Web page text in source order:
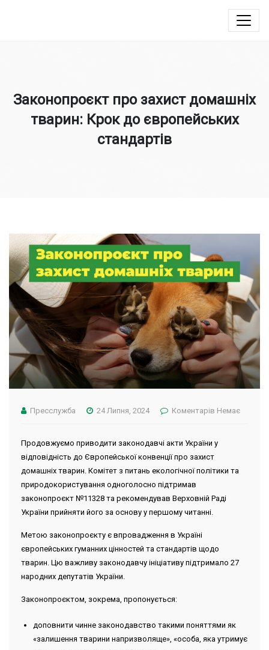
Законопроєкт про захист домашніх
тварин: Крок до європейських
стандартів
Пресслужба 24 Липня, 2024 Коментарів Немає
Продовжуємо приводити законодавчі акти України у
відповідність до Європейської конвенції про захист
домашніх тварин. Комітет з питань екологічної політики та
природокористування одноголосно підтримав
законопроєкт №11328 та рекомендував Верховній Раді
України прийняти його за основу у першому читанні.
Метою законопроєкту є впровадження в Україні
європейських гуманних цінностей та стандартів щодо
тварин. Цю важливу законодавчу ініціативу підтримало 27
народних депутатів України.
Законопроєктом, зокрема, пропонується:
доповнити чинне законодавство такими поняттями як
«залишення тварини напризволяще», «особа, яка утримує